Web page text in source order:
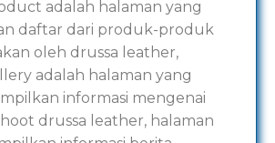
adalah halaman yang
daftar dari produk-produk
oleh drussa leather,
adalah halaman yang
informasi mengenai
drussa leather, halaman